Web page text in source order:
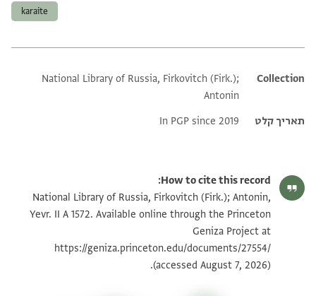
karaite
Additional metadata
Collection
National Library of Russia, Firkovitch (Firk.);
Antonin
תאריך קלט
In PGP since 2019
How to cite this record:
National Library of Russia, Firkovitch (Firk.); Antonin,
Yevr. II A 1572. Available online through the Princeton
Geniza Project at
https://geniza.princeton.edu/documents/27554/
(accessed August 7, 2026).